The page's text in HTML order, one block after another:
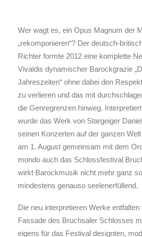
Wer wagt es, ein Opus Magnum der
„rekomponieren“? Der deutsch-
Richter formte 2012 eine komplette
Vivaldis dynamischer Barockgrazie
Jahreszeiten“ ohne dabei den
zu verlieren und das mit
die Genregrenzen hinweg.
wurde das Werk von Stargeiger
seinen Konzerten auf der ganzen
am 1. August gemeinsam mit dem
mondo auch das Schlossfestival
wirkt Barockmusik nicht mehr ganz
mindestens genauso seelenerfüllend.
Die neu interpretieren Werke
Fassade des Bruchsaler Schlosses
eigens für das Festival designten,